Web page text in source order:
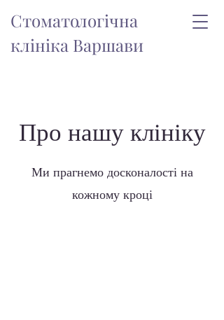
Стоматологічна
клініка Варшави
Про нашу клініку
Ми прагнемо досконалості на
кожному кроці